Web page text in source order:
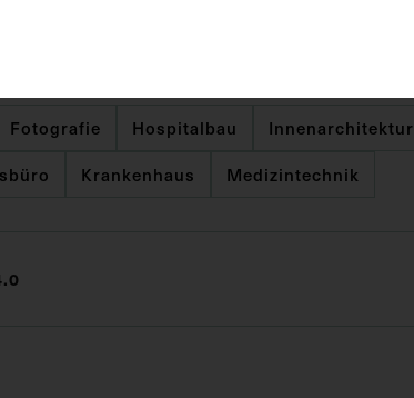
Fotografie Hospitalbau
Innenarchitektur
Krankenhaus Medizintechnik